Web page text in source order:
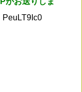
PeuLT9Ic0